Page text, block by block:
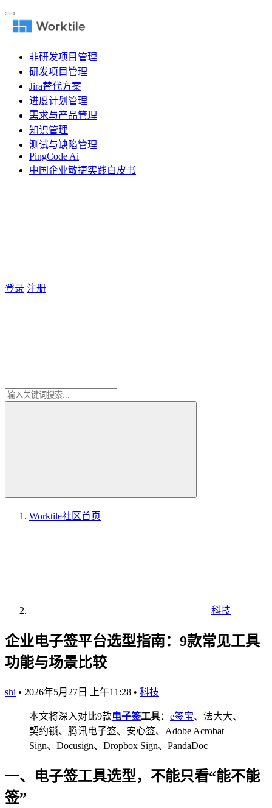
非研发项目管理
研发项目管理
Jira替代方案
进度计划管理
需求与产品管理
知识管理
测试与缺陷管理
PingCode Ai
中国企业敏捷实践白皮书
登录 注册
Worktile社区首页
科技
企业电子签平台选型指南：9款常见工具
功能与场景比较
shi • 2026年5月27日 上午11:28 • 科技
本文将深入对比9款电子签工具： e签宝、法大大、
契约锁、腾讯电子签、安心签、Adobe Acrobat
Sign、Docusign、Dropbox Sign、PandaDoc
一、电子签工具选型，不能只看“能不能
签”